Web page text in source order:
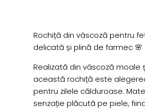
Rochiță din vâscoză pentru
delicată și plină de farmec 🌸
Realizată din vâscoză moale
această rochiță este
pentru zilele călduroase.
senzație plăcută pe piele,